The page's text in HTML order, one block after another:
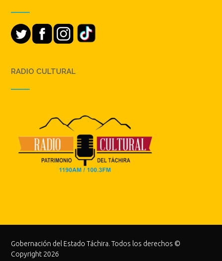
RADIO CULTURAL
Gobernación del Estado Táchira. Todos los derechos ©
Copyright 2026